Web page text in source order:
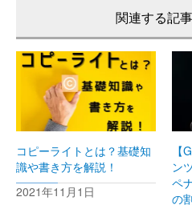
コピーライトとは？基礎知
識や書き方を解説！
2021年11月1日
【
ン
ペ
の